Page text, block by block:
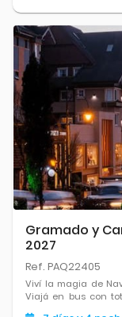
Gramado y
2027
Ref. PAQ22405
Viví la magia de
Viajá en bus con
espectáculos